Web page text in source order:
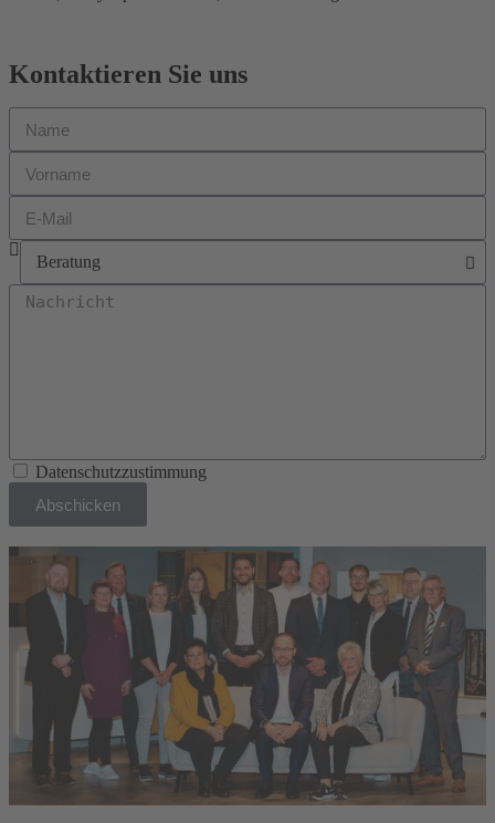
Kontaktieren Sie uns
Datenschutzzustimmung
Abschicken